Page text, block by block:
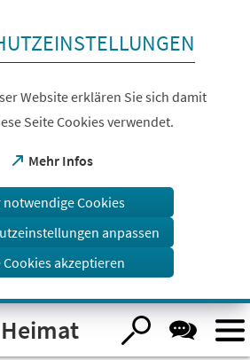
Website erklären Sie sich damit
Seite Cookies verwendet.
Mehr Infos
(Öffnet
einem
Tab)
notwendige Cookies
anpassen
Cookies akzeptieren